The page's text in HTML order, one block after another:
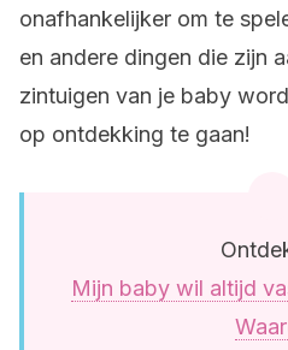
onafhankelijker om te
en andere dingen die zijn
zintuigen van je baby
op ontdekking te gaan!
Mijn baby wil altijd